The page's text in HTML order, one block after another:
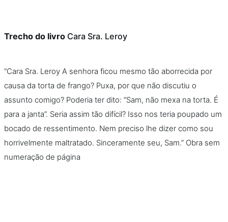
Trecho do livro Cara Sra. Leroy
“Cara Sra. Leroy A senhora ficou mesmo tão aborrecida por
causa da torta de frango? Puxa, por que não discutiu o
assunto comigo? Poderia ter dito: “Sam, não mexa na torta. É
para a janta”. Seria assim tão difícil? Isso nos teria poupado um
bocado de ressentimento. Nem preciso lhe dizer como sou
horrivelmente maltratado. Sinceramente seu, Sam.” Obra sem
numeração de página